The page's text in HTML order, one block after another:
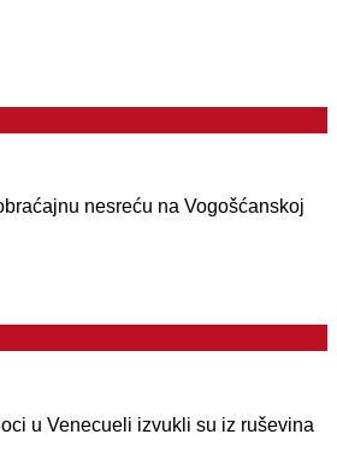
nesreću na Vogošćanskoj
u Venecueli izvukli su iz ruševina